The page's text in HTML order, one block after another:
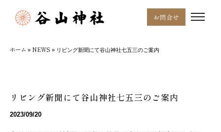
お問合せ
ホーム » NEWS » リビング新聞にて谷山神社七五三のご案内
リビング新聞にて谷山神社七五三のご案内
2023/09/20